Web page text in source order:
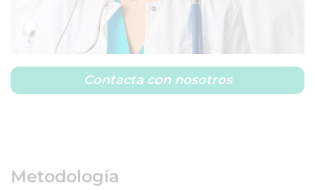
Contacta con nosotros
Metodología